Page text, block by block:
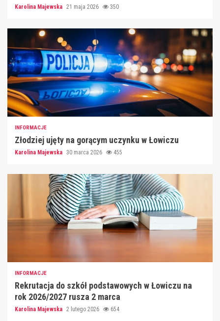
Karolina Majewska 21 maja 2026 350
INFORMACJE
Złodziej ujęty na gorącym uczynku w Łowiczu
Karolina Majewska 30 marca 2026 455
INFORMACJE
Rekrutacja do szkół podstawowych w Łowiczu na
rok 2026/2027 rusza 2 marca
Karolina Majewska 2 lutego 2026 654